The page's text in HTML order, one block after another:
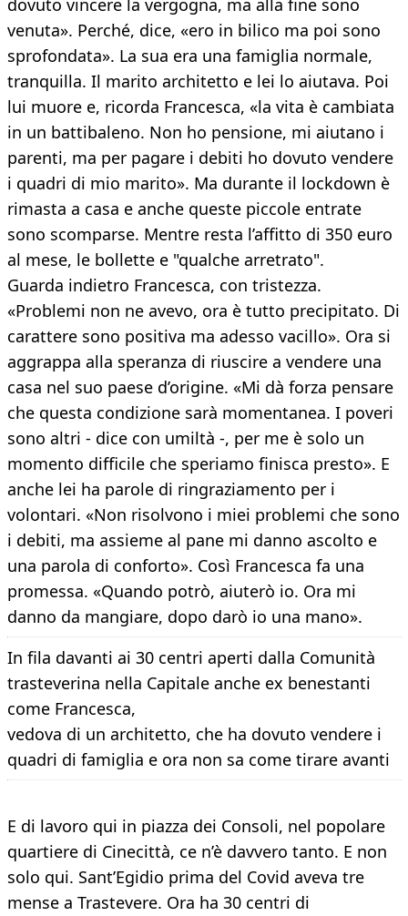
dovuto vincere la vergogna, ma alla fine sono
venuta». Perché, dice, «ero in bilico ma poi sono
sprofondata». La sua era una famiglia normale,
tranquilla. Il marito architetto e lei lo aiutava. Poi
lui muore e, ricorda Francesca, «la vita è cambiata
in un battibaleno. Non ho pensione, mi aiutano i
parenti, ma per pagare i debiti ho dovuto vendere
i quadri di mio marito». Ma durante il lockdown è
rimasta a casa e anche queste piccole entrate
sono scomparse. Mentre resta l’affitto di 350 euro
al mese, le bollette e "qualche arretrato".
Guarda indietro Francesca, con tristezza.
«Problemi non ne avevo, ora è tutto precipitato. Di
carattere sono positiva ma adesso vacillo». Ora si
aggrappa alla speranza di riuscire a vendere una
casa nel suo paese d’origine. «Mi dà forza pensare
che questa condizione sarà momentanea. I poveri
sono altri - dice con umiltà -, per me è solo un
momento difficile che speriamo finisca presto». E
anche lei ha parole di ringraziamento per i
volontari. «Non risolvono i miei problemi che sono
i debiti, ma assieme al pane mi danno ascolto e
una parola di conforto». Così Francesca fa una
promessa. «Quando potrò, aiuterò io. Ora mi
danno da mangiare, dopo darò io una mano».
In fila davanti ai 30 centri aperti dalla Comunità
trasteverina nella Capitale anche ex benestanti
come Francesca,
vedova di un architetto, che ha dovuto vendere i
quadri di famiglia e ora non sa come tirare avanti
E di lavoro qui in piazza dei Consoli, nel popolare
quartiere di Cinecittà, ce n’è davvero tanto. E non
solo qui. Sant’Egidio prima del Covid aveva tre
mense a Trastevere. Ora ha 30 centri di